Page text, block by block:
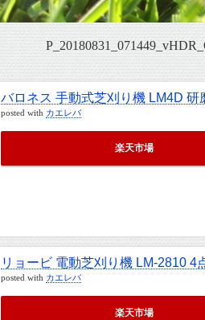
バロネス 手動式芝刈り機 LM4D
posted with カエレバ
楽天市場
リョービ 電動芝刈り機 LM-2810 4
posted with カエレバ
楽天市場